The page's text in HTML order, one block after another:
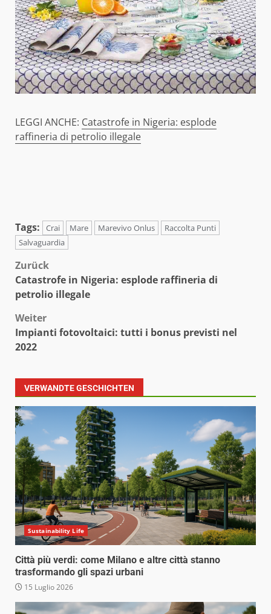
LEGGI ANCHE: Catastrofe in Nigeria: esplode
raffineria di petrolio illegale
Tags: Crai Mare Marevivo Onlus
Raccolta Punti
Salvaguardia
Beitragsnavigation
Zurück
Catastrofe in Nigeria: esplode raffineria di
petrolio illegale
Weiter
Impianti fotovoltaici: tutti i bonus previsti nel
2022
VERWANDTE GESCHICHTEN
Sustainability Life
Città più verdi: come Milano e altre città stanno
trasformando gli spazi urbani
15 Luglio 2026